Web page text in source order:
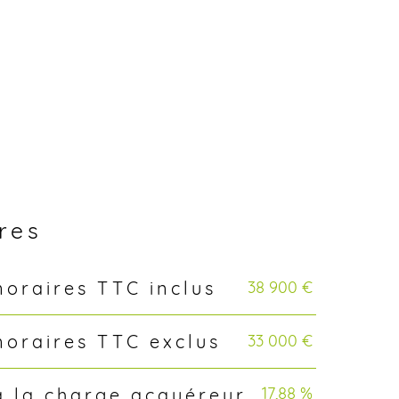
TTC inclus 38 900 €
TTC exclus 33 000 €
17,88 %